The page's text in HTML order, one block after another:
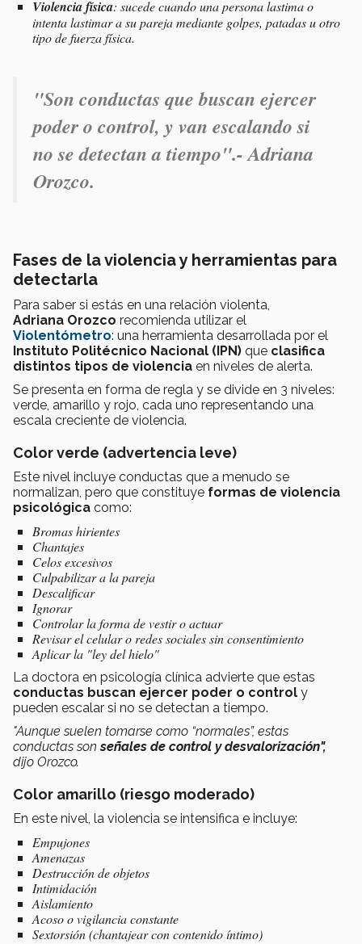
Violencia física: sucede cuando una persona lastima o
intenta lastimar a su pareja mediante golpes, patadas u otro
tipo de fuerza física.
"Son conductas que buscan ejercer
poder o control, y van escalando si
no se detectan a tiempo".- Adriana
Orozco.
Fases de la violencia y herramientas para
detectarla
Para saber si estás en una relación violenta,
Adriana Orozco recomienda utilizar el
Violentómetro: una herramienta desarrollada por el
Instituto Politécnico Nacional (IPN) que clasifica
distintos tipos de violencia en niveles de alerta.
Se presenta en forma de regla y se divide en 3 niveles:
verde, amarillo y rojo, cada uno representando una
escala creciente de violencia.
Color verde (advertencia leve)
Este nivel incluye conductas que a menudo se
normalizan, pero que constituye formas de violencia
psicológica como:
Bromas hirientes
Chantajes
Celos excesivos
Culpabilizar a la pareja
Descalificar
Ignorar
Controlar la forma de vestir o actuar
Revisar el celular o redes sociales sin consentimiento
Aplicar la "ley del hielo"
La doctora en psicología clínica advierte que estas
conductas buscan ejercer poder o control y
pueden escalar si no se detectan a tiempo.
"Aunque suelen tomarse como “normales”, estas
conductas sonseñales de control y desvalorización",
dijo Orozco.
Color amarillo (riesgo moderado)
En este nivel, la violencia se intensifica e incluye:
Empujones
Amenazas
Destrucción de objetos
Intimidación
Aislamiento
Acoso o vigilancia constante
Sextorsión (chantajear con contenido íntimo)